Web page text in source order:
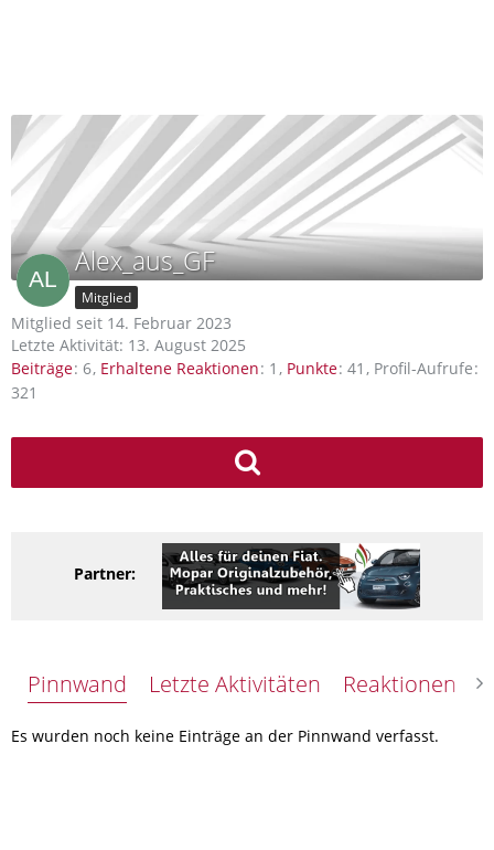
Alex_aus_GF
Mitglied
Mitglied seit 14. Februar 2023
Letzte Aktivität: 13. August 2025
Beiträge 6 Erhaltene Reaktionen 1 Punkte 41
Profil-Aufrufe
321
Partner:
Pinnwand Letzte Aktivitäten Reaktionen
Es wurden noch keine Einträge an der Pinnwand verfasst.